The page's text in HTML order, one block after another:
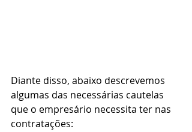
Diante disso, abaixo descrevemos
algumas das necessárias cautelas
que o empresário necessita ter nas
contratações: